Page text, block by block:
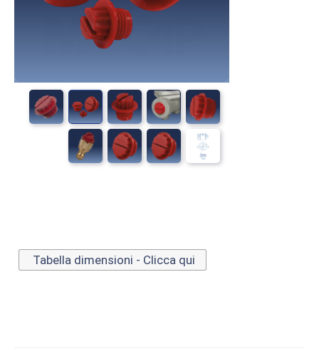
Tabella dimensioni - Clicca qui